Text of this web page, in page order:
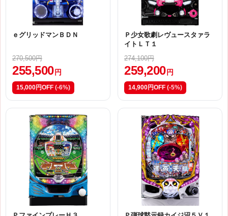
ｅグリッドマンＢＤＮ
270,500円
255,500 円
15,000円OFF (-6%)
Ｐ少女歌劇レヴュースタァラ
イトＬＴ１
274,100円
259,200 円
14,900円OFF (-5%)